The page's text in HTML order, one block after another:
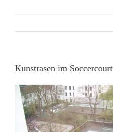
Kunstrasen im Soccercourt